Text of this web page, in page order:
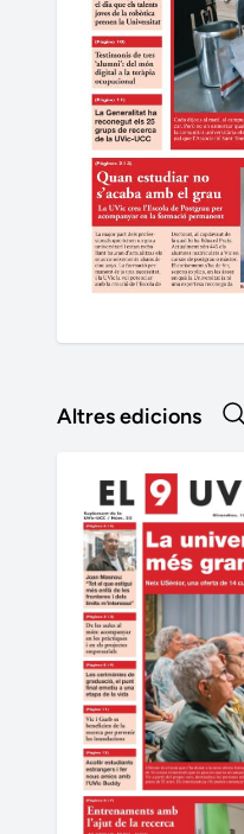
Altres edicions